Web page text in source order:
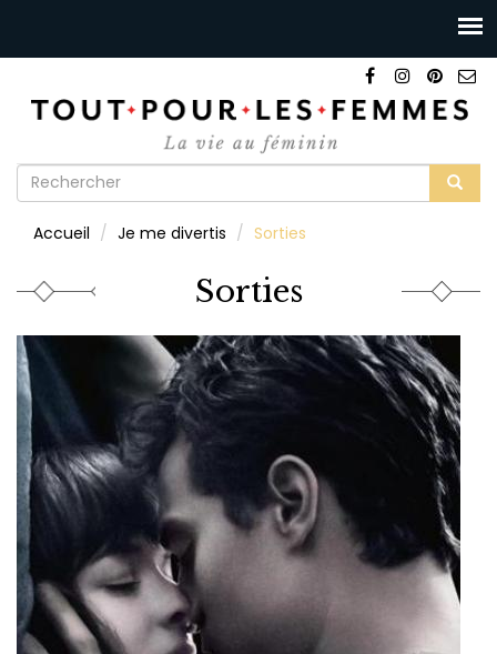
Formulaire
recherche
Accueil Je me divertis Sorties
Sorties